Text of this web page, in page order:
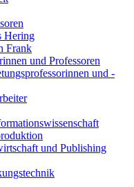
Hering
Frank
und Professoren
und -
und Publishing